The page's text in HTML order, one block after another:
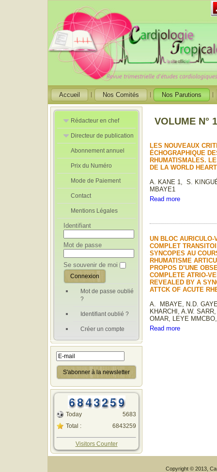
Accueil Nos Comités Nos Parutions
Rédacteur en chef
Rédacteurs en
Chef Adjoint
Directeur de publication
Directeur de
publication
adjoint
Abonnement annuel
Prix du Numéro
Mode de Paiement
Contact
Mentions Légales
Identifiant
Mot de passe
Se souvenir de moi
Mot de passe oublié
?
Identifiant oublié ?
Créer un compte
Today
Total :
5683
6843259
Visitors Counter
VOLUME N°
LES NOUVEAUX
ÉCHOGRAPHIQUE
RHUMATISMALES.
DE LA WORLD
A. KANE 1, S.
MBAYE1
Read more
UN BLOC AURICULO-
COMPLET
SYNCOPES AU
RHUMATISME
PROPOS D’UNE
COMPLETE ATRIO-
REVEALED BY A
ATTCK OF ACUTE
A. MBAYE, N.D.
KHARCHI, A.W.
OMAR, LEYE
Read more
Copyright © 2013,